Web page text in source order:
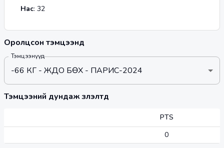
Нас: 32
Оролцсон тэмцээнүүд
Тэмцээнүүд
-66 КГ - ЖҮДО БӨХ - ПАРИС-2024
Тэмцээний дундаж үзүүлэлтүүд
PTS
0